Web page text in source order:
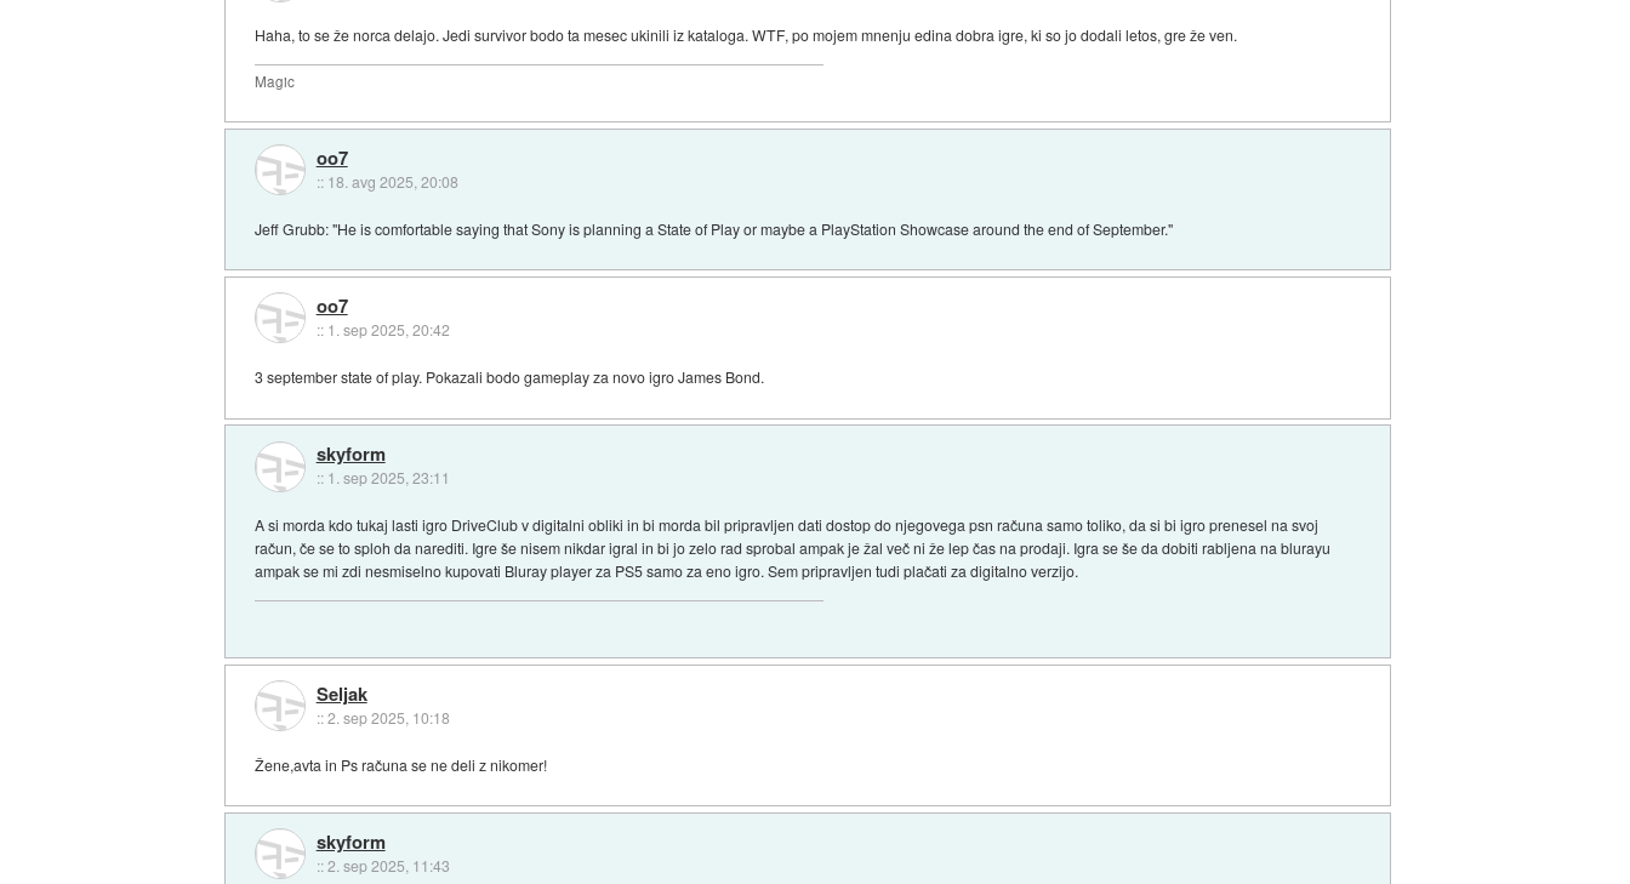
Haha, to se že norca delajo. Jedi survivor bodo ta mesec ukinili iz kataloga. WTF, po mojem mnenju edina dobra igre, ki so jo dodali letos, gre že ven.
Magic
oo7
:: 18. avg 2025, 20:08
Jeff Grubb: "He is comfortable saying that Sony is planning a State of Play or maybe a PlayStation Showcase around the end of September."
oo7
:: 1. sep 2025, 20:42
3 september state of play. Pokazali bodo gameplay za novo igro James Bond.
skyform
:: 1. sep 2025, 23:11
A si morda kdo tukaj lasti igro DriveClub v digitalni obliki in bi morda bil pripravljen dati dostop do njegovega psn računa samo toliko, da si bi igro prenesel na svoj
račun, če se to sploh da narediti. Igre še nisem nikdar igral in bi jo zelo rad sprobal ampak je žal več ni že lep čas na prodaji. Igra se še da dobiti rabljena na blurayu
ampak se mi zdi nesmiselno kupovati Bluray player za PS5 samo za eno igro. Sem pripravljen tudi plačati za digitalno verzijo.
Seljak
::2. sep 2025, 10:18
Žene,avta in Ps računa se ne deli z nikomer!
skyform
::2. sep 2025, 11:43